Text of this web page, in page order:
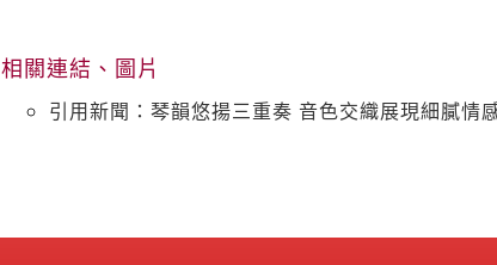
相關連結、圖片
引用新聞：琴韻悠揚三重奏 音色交織展現細膩情